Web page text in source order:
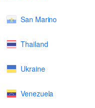
San Marino
Thailand
Ukraine
Venezuela